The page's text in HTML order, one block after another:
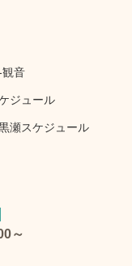
観音
ジュール
瀬スケジュール
～